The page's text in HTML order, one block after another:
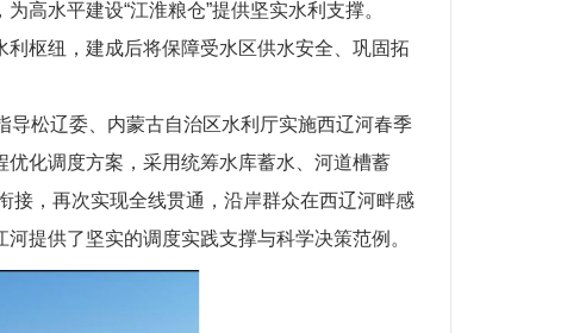
高水平建设“江淮粮仓”提供坚实水利支撑。
枢纽，建成后将保障受水区供水安全、巩固拓
松辽委、内蒙古自治区水利厅实施西辽河春季
化调度方案，采用统筹水库蓄水、河道槽蓄
接，再次实现全线贯通，沿岸群众在西辽河畔感
提供了坚实的调度实践支撑与科学决策范例。